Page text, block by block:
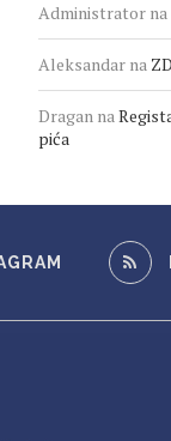
Administrator na
Aleksandar na
Dragan na
pića